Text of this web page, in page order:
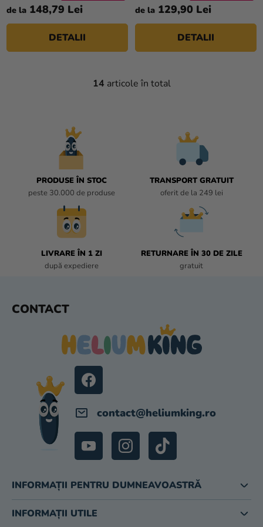
de la 148,79 Lei
DETALII
de la 129,90 Lei
DETALII
C
14 articole în total
PRODUSE ÎN STOC
peste 30.000 de produse
TRANSPORT GRATUIT
oferit de la 249 lei
LIVRARE ÎN 1 ZI
după expediere
RETURNARE ÎN 30 DE ZILE
gratuit
CONTACT
contact@heliumking.ro
INFORMAȚII PENTRU DUMNEAVOASTRĂ
INFORMAȚII UTILE